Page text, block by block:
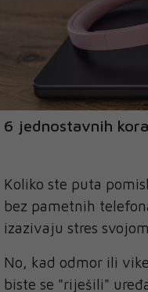
6 jednostavnih
Koliko ste puta
bez pametnih
izazivaju stres
No, kad odmor ili
biste se "riješili"